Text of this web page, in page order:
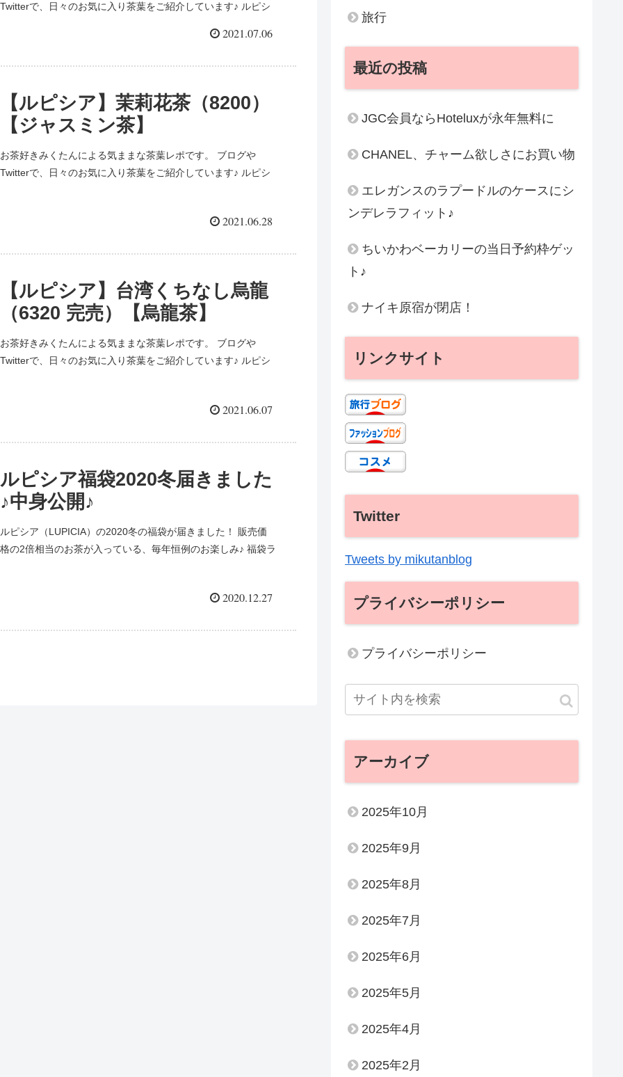
Twitterで、日々のお気に入り茶葉をご紹介しています♪ ルピシ
日本各地にあって、エリア限定茶のお取り扱いもあ...
2021.07.06
【ルピシア】茉莉花茶（8200）
【ジャスミン茶】
お茶好きみくたんによる気ままな茶葉レポです。 ブログや
Twitterで、日々のお気に入り茶葉をご紹介しています♪ ルピシ
2021.06.28
【ルピシア】台湾くちなし烏龍
（6320 完売）【烏龍茶】
お茶好きみくたんによる気ままな茶葉レポです。 ブログや
Twitterで、日々のお気に入り茶葉をご紹介しています♪ ルピシ
2021.06.07
ルピシア福袋2020冬届きました
♪中身公開♪
ルピシア（LUPICIA）の2020冬の福袋が届きました！ 販売価
格の2倍相当のお茶が入っている、毎年恒例のお楽しみ♪ 福袋ラ
2020.12.27
旅行
最近の投稿
JGC会員ならHoteluxが永年無料に
CHANEL、チャーム欲しさにお買い物
エレガンスのラプードルのケースにシ
ンデレラフィット♪
ちいかわベーカリーの当日予約枠ゲッ
ト♪
ナイキ原宿が閉店！
リンクサイト
Twitter
Tweets by mikutanblog
プライバシーポリシー
プライバシーポリシー
アーカイブ
2025年10月
2025年9月
2025年8月
2025年7月
2025年6月
2025年5月
2025年4月
2025年2月